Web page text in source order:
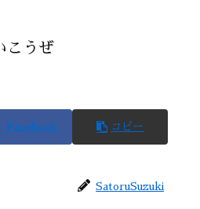
こうぜ
Facebook コピー
SatoruSuzuki